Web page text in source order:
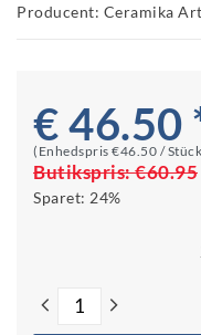
Producent: Ceramika
€ 46.50
(Enhedspris €46.50 / Stück
Butikspris:€60.95
Sparet: 24%